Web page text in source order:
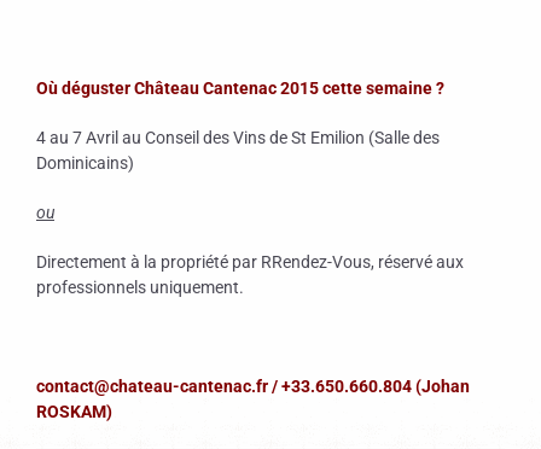
Où déguster Château Cantenac 2015 cette semaine ?
4 au 7 Avril au Conseil des Vins de St Emilion (Salle des
Dominicains)
ou
Directement à la propriété par RRendez-Vous, réservé aux
professionnels uniquement.
contact@chateau-cantenac.fr / +33.650.660.804 (Johan
ROSKAM)